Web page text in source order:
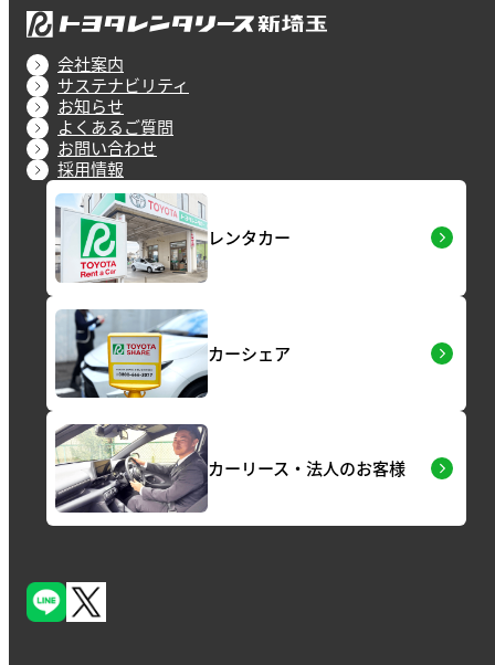
会社案内
サステナビリティ
お知らせ
よくあるご質問
お問い合わせ
採用情報
レンタカー
カーシェア
カーリース・法人のお客様